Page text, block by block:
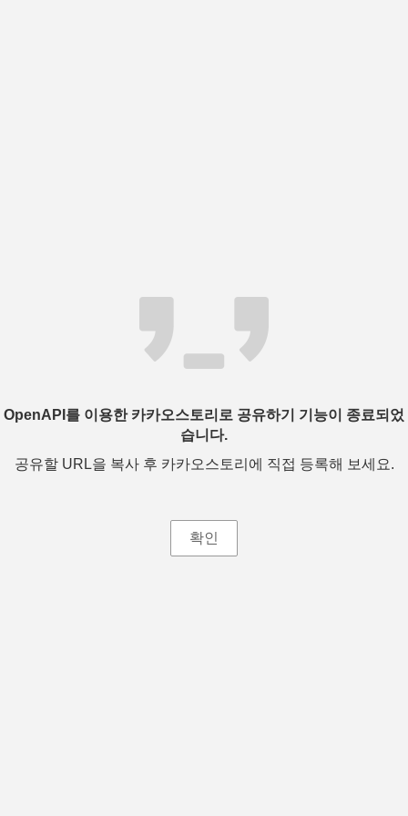
OpenAPI를 이용한 카카오스토리로 공유하기 기능이 종료되었
습니다.
공유할 URL을 복사 후 카카오스토리에 직접 등록해 보세요.
확인